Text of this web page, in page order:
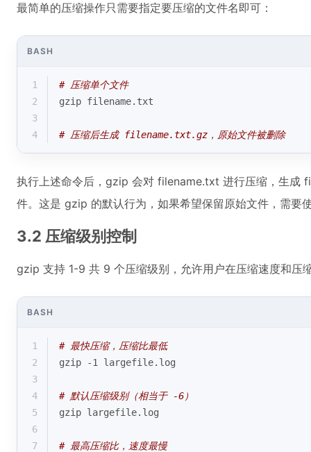
最简单的压缩操作只需要指定要压缩的文件名即可：
BASH
1
# 压缩单个文件
2
gzip filename.txt
3
4
# 压缩后生成 filename.txt.gz，原始文件被删除
执行上述命令后，gzip 会对 filename.txt 进行压缩，生成
件。这是 gzip 的默认行为，如果希望保留原始文件，需要
3.2 压缩级别控制
gzip 支持 1-9 共 9 个压缩级别，允许用户在压缩速度和压
BASH
1
# 最快压缩，压缩比最低
2
gzip -1 largefile.log
3
4
# 默认压缩级别（相当于 -6）
5
gzip largefile.log
6
7
# 最高压缩比，速度最慢